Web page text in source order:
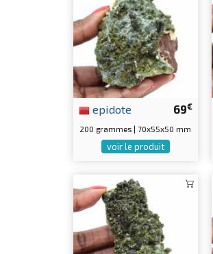
69€
epidote
200 grammes | 70x55x50 mm
voir le produit